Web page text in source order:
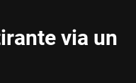
via un